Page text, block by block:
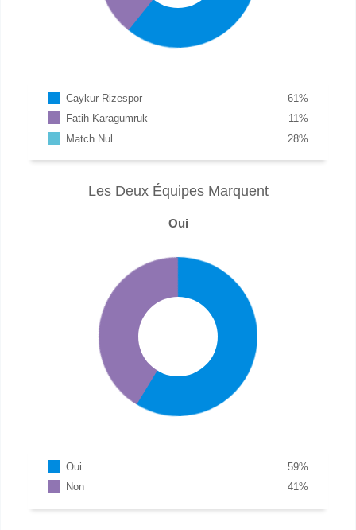
Caykur Rizespor %
61
Fatih Karagumruk
%
11
Match Nul
%
28
Les Deux Équipes Marquent
Oui
Oui %
59
Non
%
41